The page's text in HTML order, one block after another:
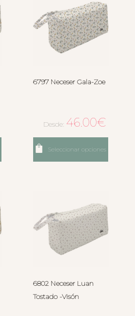
6797 Neceser Gala-Zoe
Desde: 46.00€
Seleccionar opciones
6802 Neceser Luan
Tostado -Visón